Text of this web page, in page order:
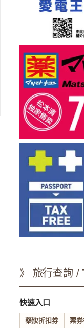
》 旅行查詢 /
快速入口
藥妝折扣券 票